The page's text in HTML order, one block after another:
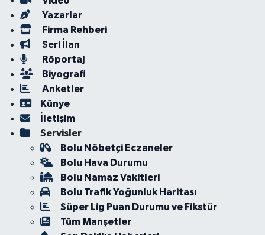
Yazarlar
Firma Rehberi
Seri İlan
Röportaj
Biyografi
Anketler
Künye
İletişim
Servisler
Bolu Nöbetçi Eczaneler
Bolu Hava Durumu
Bolu Namaz Vakitleri
Bolu Trafik Yoğunluk Haritası
Süper Lig Puan Durumu ve Fikstür
Tüm Manşetler